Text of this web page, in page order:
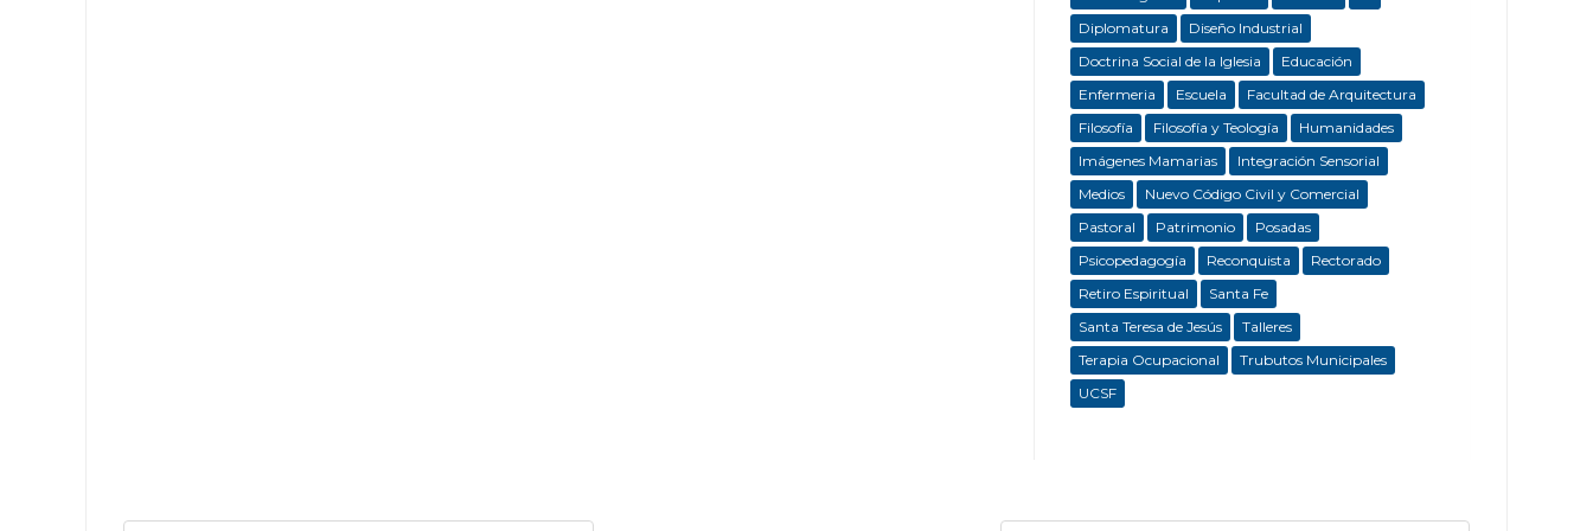
Diplomatura
Diseño Industrial
Doctrina Social de la Iglesia
Educación
Enfermeria
Escuela
Facultad de Arquitectura
Filosofía
Filosofía y Teología
Humanidades
Imágenes Mamarias
Integración Sensorial
Medios
Nuevo Código Civil y Comercial
Pastoral
Patrimonio
Posadas
Psicopedagogía
Reconquista
Rectorado
Retiro Espiritual
Santa Fe
Santa Teresa de Jesús
Talleres
Terapia Ocupacional
Trubutos Municipales
UCSF